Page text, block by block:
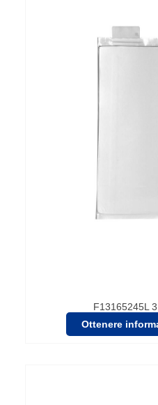
F13165245L
Ottenere